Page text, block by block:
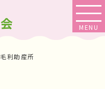
毛利助産所